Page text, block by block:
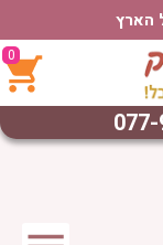
הארץ
0